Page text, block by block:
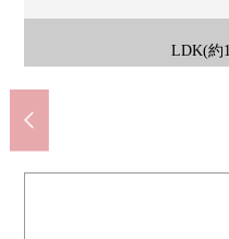
LDK(約
來自東北一側
LDK(約
LDK(約
LDK(約
LDK(約
西式房間
西式房間(約4.7
門口※2